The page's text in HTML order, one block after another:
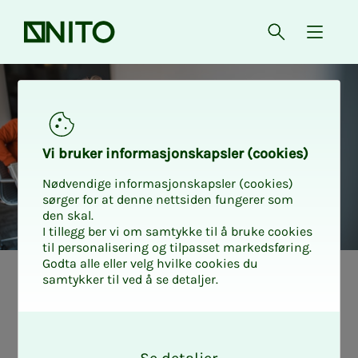
Forsiden Åpne søk
{
Hvil­­­ket pro­­­sjek­t­­­
Vi bru­­­ker in­­­for­­­ma­­­sjons­­­kaps­­­­­ler (cookies)
Nødvendige informasjonskapsler (cookies)
sørger for at denne nettsiden fungerer som
den skal.
I tillegg ber vi om samtykke til å bruke cookies
til personalisering og tilpasset markedsføring.
Godta alle eller velg hvilke cookies du
samtykker til ved å se detaljer.